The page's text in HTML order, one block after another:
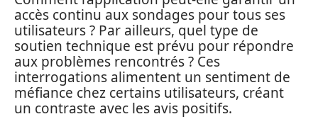
accès continu aux sondages pour tous ses
utilisateurs ? Par ailleurs, quel type de
soutien technique est prévu pour répondre
aux problèmes rencontrés ? Ces
interrogations alimentent un sentiment de
méfiance chez certains utilisateurs, créant
un contraste avec les avis positifs.